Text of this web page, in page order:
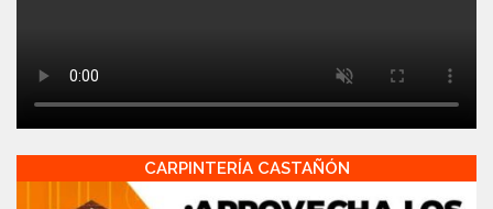
CARPINTERÍA CASTAÑÓN